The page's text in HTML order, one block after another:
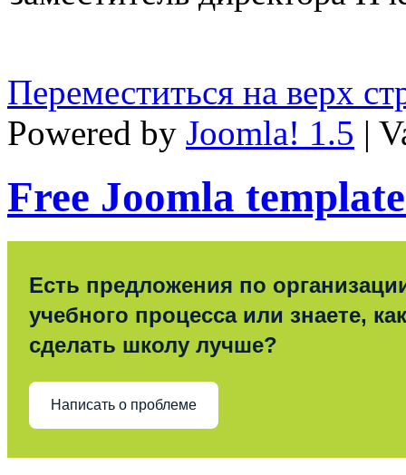
Переместиться на верх
Powered by Joomla! 1.5 |
Free Joomla
Есть предложения по
учебного процесса или знаете, как
сделать школу лучше?
Написать о проблеме